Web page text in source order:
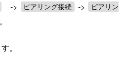
-> ピアリング接続 ->
ピアリン
。